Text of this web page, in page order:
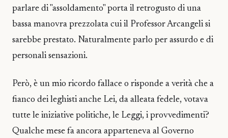
parlare di "assoldamento" porta il retrogusto di una
bassa manovra prezzolata cui il Professor Arcangeli si
sarebbe prestato. Naturalmente parlo per assurdo e di
personali sensazioni.
Però, è un mio ricordo fallace o risponde a verità che a
fianco dei leghisti anche Lei, da alleata fedele, votava
tutte le iniziative politiche, le Leggi, i provvedimenti?
Qualche mese fa ancora apparteneva al Governo